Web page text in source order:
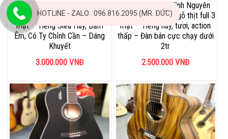
Guitar bình Nguyên C300 New
2022 – Siêu phẩm gỗ thịt full 3
mặt – Tiếng Siêu Hay, Bấm
Êm, Có Ty Chỉnh Cần – Dáng
Khuyết
3.000.000 VNĐ
Guitar Acoustic Bình Nguyên
A180 – Siêu phẩm gỗ thịt full 3
mặt – Tiếng hay, tươi, action
thấp – Đàn bán cực chạy dưới
2tr
2.500.000 VNĐ
HOTLINE - ZALO : 096.816.2095 (MR. ĐỨC)